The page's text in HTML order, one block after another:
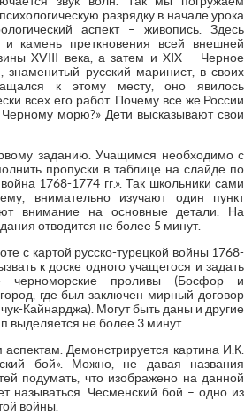
разрядку в начале урока
аспект – живопись. Здесь
и камень преткновения всей внешней
XVIII века, а затем и XIX – Черное
знаменитый русский маринист, в своих
к этому месту, оно явилось
всех его работ. Почему все же России
морю?» Дети высказывают свои
заданию. Учащимся необходимо с
пропуски в таблице на слайде по
1768-1774 гг.». Так школьники сами
внимательно изучают один пункт
внимание на основные детали. На
отводится не более 5 минут.
с картой русско-турецкой войны 1768-
к доске одного учащегося и задать
черноморские проливы (Босфор и
где был заключен мирный договор
Кайнарджа). Могут быть даны и другие
выделяется не более 3 минут.
Демонстрируется картина И.К.
бой». Можно, не давая названия
подумать, что изображено на данной
называться. Чесменский бой – одно из
войны.